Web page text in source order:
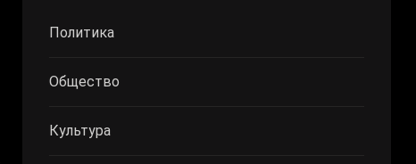
Политика
Общество
Культура